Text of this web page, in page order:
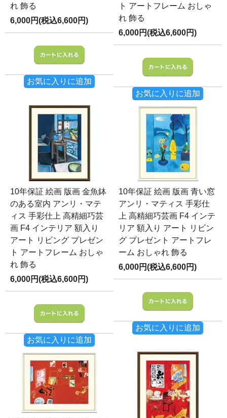
れ 飾る
6,000円(税込6,600円)
お気に入りに追加
ト アートフレーム おしゃ
れ 飾る
6,000円(税込6,600円)
お気に入りに追加
10年保証 絵画 版画 金魚鉢
のある室内 アンリ・マテ
ィス 手彩仕上 高精細巧芸
画 F4 インテリア 額入り
アート リビング プレゼン
ト アートフレーム おしゃ
れ 飾る
6,000円(税込6,600円)
お気に入りに追加
10年保証 絵画 版画 青い窓
アンリ・マティス 手彩仕
上 高精細巧芸画 F4 インテ
リア 額入り アート リビン
グ プレゼント アートフレ
ーム おしゃれ 飾る
6,000円(税込6,600円)
お気に入りに追加